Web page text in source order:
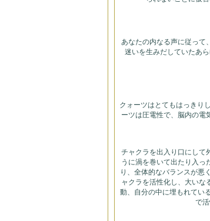
あなたの内なる声に従って
迷いを生みだしていたあ
クォーツはとてもはっきり
ーツは圧電性で、脳内の電
チャクラを出入り口にして
うに渦を巻いて出たり入っ
り、全体的なバランスが悪
ャクラを活性化し、大いな
動、自分の中に埋もれてい
で